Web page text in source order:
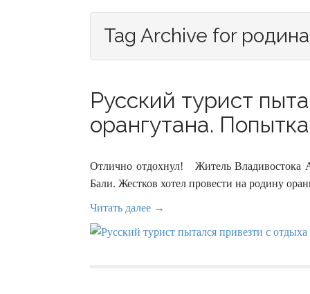
Tag Archive for родина
Русский турист
орангутана.
Отлично отдохнул! Житель Владивостока
Бали. Жестков хотел провести на родину
Читать далее →